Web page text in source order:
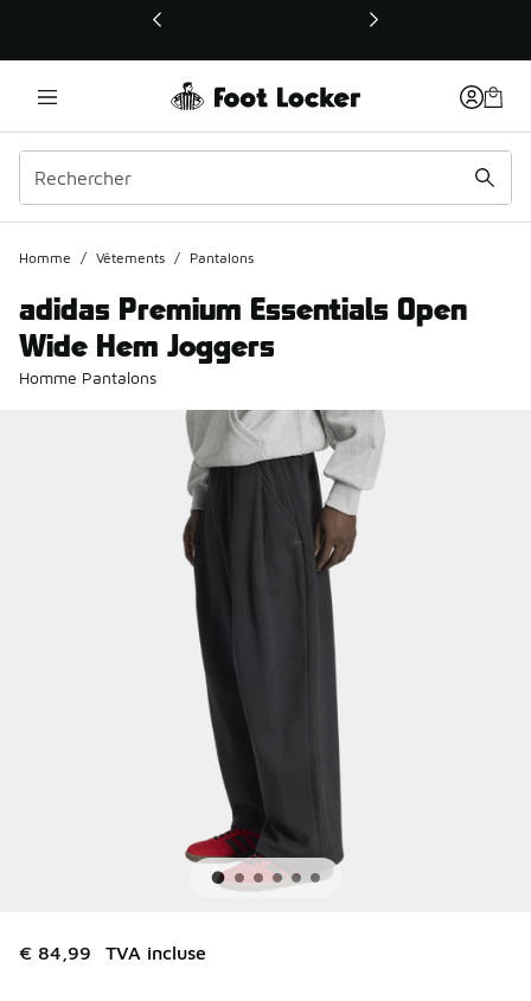
Ce lien ouvrira une nouvelle fenêtre
Homme / Vêtements / Pantalons
adidas Premium Essentials Open
Wide Hem Joggers
Homme Pantalons
€ 84,99 TVA incluse